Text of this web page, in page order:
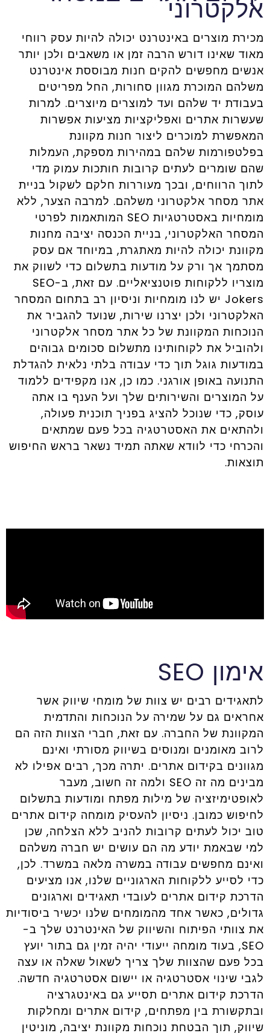
אלקטרוני
מכירת מוצרים באינטרנט יכולה להיות עסק רווחי
מאוד שאינו דורש הרבה זמן או משאבים ולכן יותר
אנשים מחפשים להקים חנות מבוססת אינטרנט
משלהם המוכרת מגוון סחורות, החל מפריטים
בעבודת יד שלהם ועד למוצרים מיוצרים. למרות
שעשרות אתרים ואפליקציות מציעות אפשרות
המאפשרת למוכרים ליצור חנות מקוונת
בפלטפורמות שלהם במהירות מספקת, העמלות
שהם שומרים לעתים קרובות חותכות עמוק מדי
לתוך הרווחים, ובכך מעוררות חלקם לשקול בניית
אתר מסחר אלקטרוני משלהם. למרבה הצער, ללא
מומחיות באסטרטגיות SEO המותאמות לפרטי
המסחר האלקטרוני, בניית הכנסה יציבה מחנות
מקוונת יכולה להיות מאתגרת, במיוחד אם עסק
מסתמך אך ורק על מודעות בתשלום כדי לשווק את
מוצריו ללקוחות פוטנציאליים. עם זאת, ב-SEO
Jokers יש לנו מומחיות וניסיון רב בתחום המסחר
האלקטרוני ולכן יצרנו שירות, שנועד להגביר את
הנוכחות המקוונת של כל אתר מסחר אלקטרוני
ולהוביל את לקוחותינו מתשלום סכומים גבוהים
במודעות גוגל תוך כדי עבודה בלתי נלאית להגדלת
התנועה באופן אורגני. כמו כן, אנו מקפידים ללמוד
על המוצרים והשירותים שלך ועל הענף בו אתה
עוסק, כדי שנוכל להציג בפניך תוכנית פעולה,
ולהתאים את האסטרטגיה בכל פעם שמתאים
והכרחי כדי לוודא שאתה תמיד נשאר בראש החיפוש
תוצאות.
אימון SEO
לתאגידים רבים יש צוות של מומחי שיווק אשר
אחראים גם על שמירה על הנוכחות והתדמית
המקוונת של החברה. עם זאת, חברי הצוות הזה הם
לרוב מאומנים ומנוסים בשיווק מסורתי ואינם
מגוונים בקידום אתרים. יתרה מכך, רבים אפילו לא
מבינים מה זה SEO ולמה זה חשוב, מעבר
לאופטימיזציה של מילות מפתח ומודעות בתשלום
לחיפוש כמובן. ניסיון להעסיק מומחה קידום אתרים
טוב יכול לעתים קרובות להניב ללא הצלחה, שכן
למי שבאמת יודע מה הם עושים יש חברה משלהם
ואינם מחפשים עבודה במשרה מלאה במשרד. לכן,
כדי לסייע ללקוחות הארגוניים שלנו, אנו מציעים
הדרכת קידום אתרים לעובדי תאגידים וארגונים
גדולים, כאשר אחד מהמומחים שלנו יכשיר ביסודיות
את צוותי הפיתוח והשיווק של האינטרנט שלך ב-
SEO, בעוד מומחה ייעודי יהיה זמין גם בתור יועץ
בכל פעם שהצוות שלך צריך לשאול שאלה או עצה
לגבי שינוי אסטרטגיה או יישום אסטרטגיה חדשה.
הדרכת קידום אתרים תסייע גם באינטגרציה
ובתקשורת בין מפתחים, קידום אתרים ומחלקות
שיווק, תוך הבטחת נוכחות מקוונת יציבה, מוניטין